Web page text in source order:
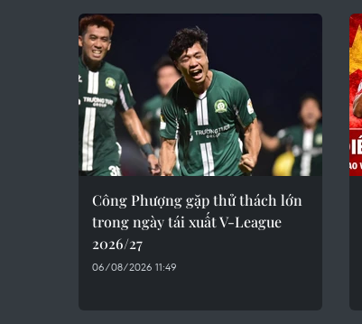
Công Phượng gặp thử thách lớn
trong ngày tái xuất V-League
2026/27
06/08/2026 11:49